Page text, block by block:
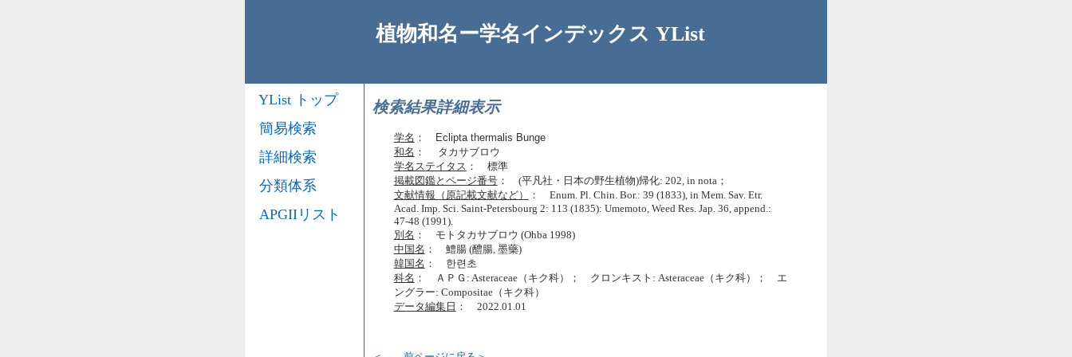
植物和名ー学名インデックス YList
検索結果詳細表示
学名 ：
Eclipta thermalis Bunge
和名 ： タカサブロウ
学名ステイタス ： 標準
掲載図鑑とページ番号： (平凡社・日本の野生植物)帰化: 202, in nota；
文献情報（原記載文献など）
： Enum. Pl. Chin. Bor.: 39 (1833), in Mem. Sav. Etr.
Acad. Imp. Sci. Saint-Petersbourg 2: 113 (1835): Umemoto, Weed Res. Jap. 36, append.:
47-48 (1991).
別名 ： モトタカサブロウ (Ohba 1998)
中国名 ： 鱧腸 (醴腸, 墨藥)
韓国名 ： 한련초
科名 ： ＡＰＧ: Asteraceae（キク科）； クロンキスト: Asteraceae（キク科）； エ
ングラー: Compositae（キク科）
データ編集日 ： 2022.01.01
YList トップ
簡易検索
詳細検索
分類体系
APGIIリスト